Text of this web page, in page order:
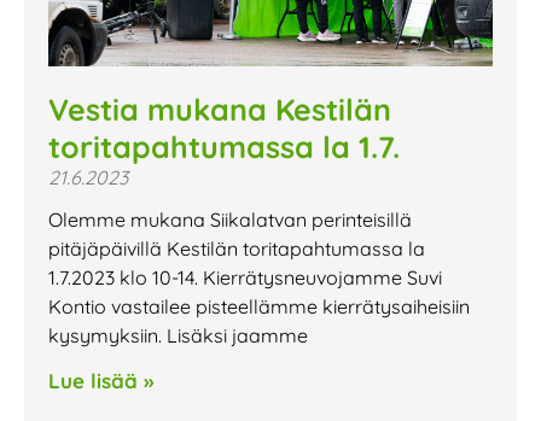
Vestia mukana Kestilän
toritapahtumassa la 1.7.
21.6.2023
Olemme mukana Siikalatvan perinteisillä
pitäjäpäivillä Kestilän toritapahtumassa la
1.7.2023 klo 10-14. Kierrätysneuvojamme Suvi
Kontio vastailee pisteellämme kierrätysaiheisiin
kysymyksiin. Lisäksi jaamme
Lue lisää »